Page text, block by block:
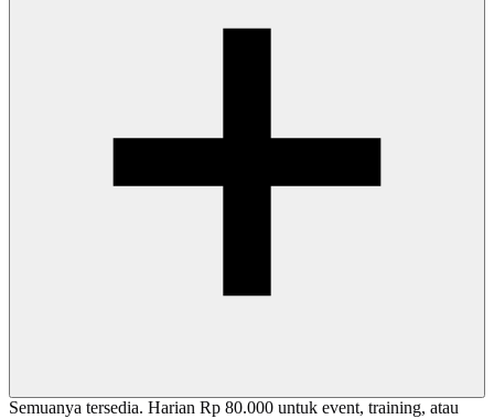
Semuanya tersedia. Harian Rp 80.000 untuk event, training, atau